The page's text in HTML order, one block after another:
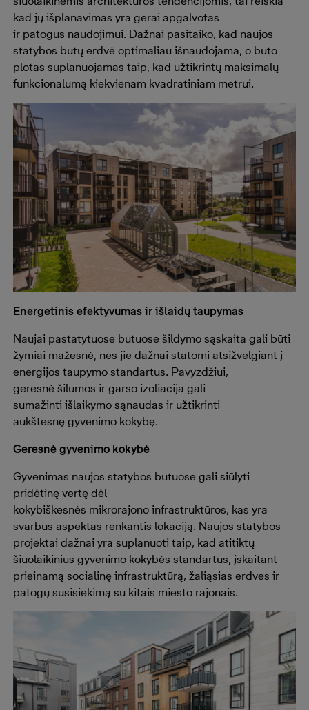
kad jų išplanavimas yra gerai apgalvotas
ir patogus naudojimui. Dažnai pasitaiko, kad naujos
statybos butų erdvė optimaliau išnaudojama, o buto
plotas suplanuojamas taip, kad užtikrintų maksimalų
funkcionalumą kiekvienam kvadratiniam metrui.
Energetinis efektyvumas ir išlaidų taupymas
Naujai pastatytuose butuose šildymo sąskaita gali būti
žymiai mažesnė, nes jie dažnai statomi atsižvelgiant į
energijos taupymo standartus. Pavyzdžiui,
geresnė šilumos ir garso izoliacija gali
sumažinti išlaikymo sąnaudas ir užtikrinti
aukštesnę gyvenimo kokybę.
Geresnė gyvenimo kokybė
Gyvenimas naujos statybos butuose gali siūlyti
pridėtinę vertę dėl
kokybiškesnės mikrorajono infrastruktūros, kas yra
svarbus aspektas renkantis lokaciją. Naujos statybos
projektai dažnai yra suplanuoti taip, kad atitiktų
šiuolaikinius gyvenimo kokybės standartus, įskaitant
prieinamą socialinę infrastruktūrą, žaliąsias erdves ir
patogų susisiekimą su kitais miesto rajonais.